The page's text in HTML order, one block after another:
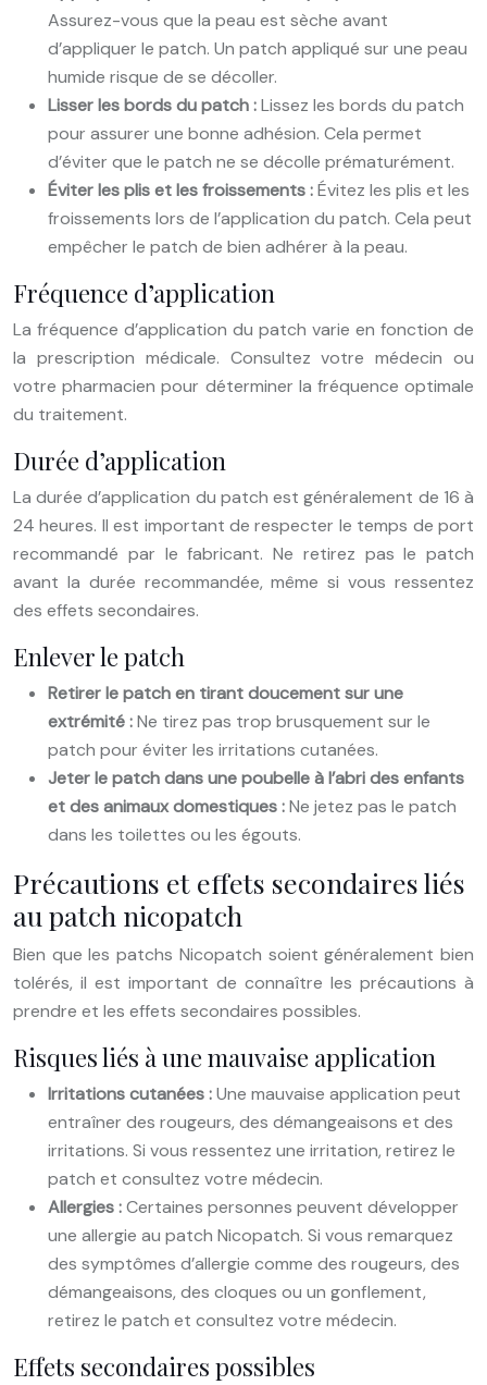
Assurez-vous que la peau est sèche avant
d’appliquer le patch. Un patch appliqué sur une peau
humide risque de se décoller.
Lisser les bords du patch :Lissez les bords du patch
pour assurer une bonne adhésion. Cela permet
d’éviter que le patch ne se décolle prématurément.
Éviter les plis et les froissements :Évitez les plis et les
froissements lors de l’application du patch. Cela peut
empêcher le patch de bien adhérer à la peau.
Fréquence d’application
La fréquence d’application du patch varie en fonction de
la prescription médicale. Consultez votre médecin ou
votre pharmacien pour déterminer la fréquence optimale
du traitement.
Durée d’application
La durée d’application du patch est généralement de 16 à
24 heures. Il est important de respecter le temps de port
recommandé par le fabricant. Ne retirez pas le patch
avant la durée recommandée, même si vous ressentez
des effets secondaires.
Enlever le patch
Retirer le patch en tirant doucement sur une
extrémité :Ne tirez pas trop brusquement sur le
patch pour éviter les irritations cutanées.
Jeter le patch dans une poubelle à l’abri des enfants
et des animaux domestiques :Ne jetez pas le patch
dans les toilettes ou les égouts.
Précautions et effets secondaires liés
au patch nicopatch
Bien que les patchs Nicopatch soient généralement bien
tolérés, il est important de connaître les précautions à
prendre et les effets secondaires possibles.
Risques liés à une mauvaise application
Irritations cutanées :Une mauvaise application peut
entraîner des rougeurs, des démangeaisons et des
irritations. Si vous ressentez une irritation, retirez le
patch et consultez votre médecin.
Allergies :Certaines personnes peuvent développer
une allergie au patch Nicopatch. Si vous remarquez
des symptômes d’allergie comme des rougeurs, des
démangeaisons, des cloques ou un gonflement,
retirez le patch et consultez votre médecin.
Effets secondaires possibles